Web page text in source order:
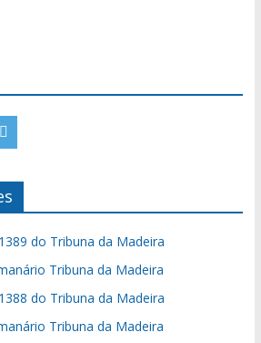
do Tribuna da Madeira
Tribuna da Madeira
do Tribuna da Madeira
Tribuna da Madeira